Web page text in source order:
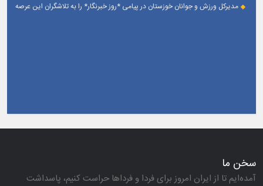
مدیرکل ورزش و جوانان خوزستان در پیامی *روز خبرنگار* را به تلاشگران این عرصه
سخن ما
آمده‌ایم تا از ایران امروز برای فردا و فرداها حراست كنیم، پاسداشت